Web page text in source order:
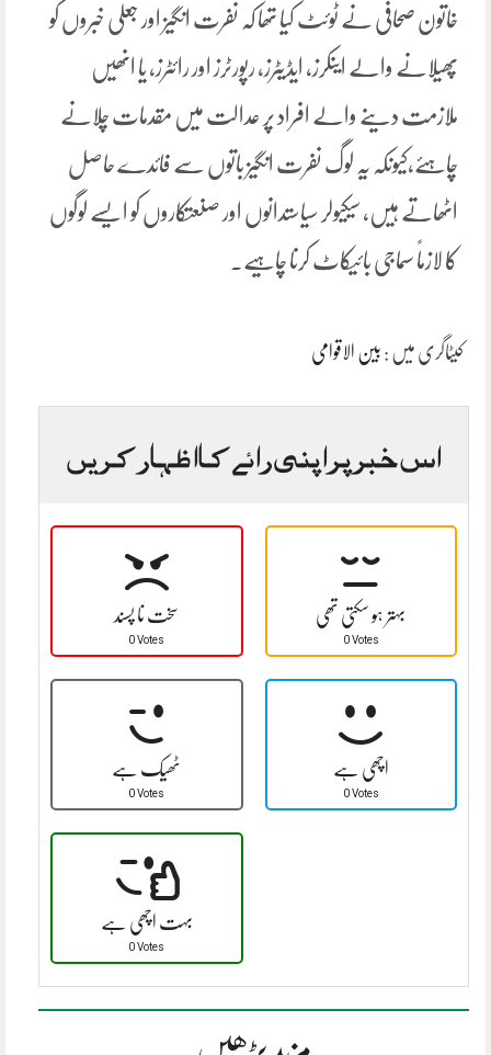
خاتون صحافی نے ٹوئٹ کیا تھا کہ نفرت انگیز اور جعلی خبروں کو
پھیلانے والے اینکرز، ایڈیٹرز، رپورٹرز اور رائٹرز، یا انھیں
ملازمت دینے والے افراد پر عدالت میں مقدمات چلانے
چاہئے،کیونکہ یہ لوگ نفرت انگیز باتوں سے فائدے حاصل
اٹھاتے ہیں، سیکیولر سیاستدانوں اور صنعتکاروں کو ایسے لوگوں
کا لازماً سماجی بائیکاٹ کرنا چاہیے۔
کیٹاگری میں : بین الاقوامی
اس خبر پر اپنی رائے کا اظہار کریں
سخت نا پسند
0 Votes
بہتر ہو سکتی تھی
0 Votes
ٹھیک ہے
0 Votes
اچھی ہے
0 Votes
بہت اچھی ہے
0 Votes
مزید پڑھیں